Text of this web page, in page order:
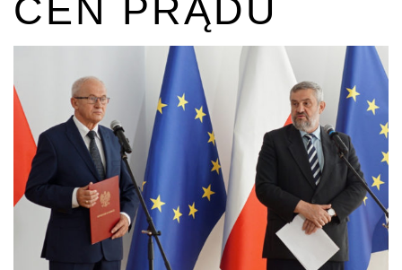
CEN PRĄDU